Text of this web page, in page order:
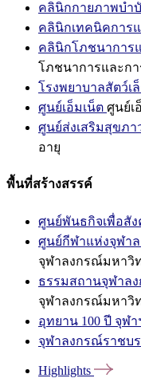
คลินิกกายภาพบำ
คลินิกเทคนิคการ
คลินิกโภชนาการ
โภชนาการและก
โรงพยาบาลสัตว์เ
ศูนย์เอ็มเน็ต ศูนย์เ
ศูนย์ส่งเสริมสุขภา
อายุ
พื้นที่สร้างสรรค์
ศูนย์พันธกิจเพื่อสัง
ศูนย์กีฬาแห่งจุฬา
จุฬาลงกรณ์มหาวิ
ธรรมสถานจุฬาล
จุฬาลงกรณ์มหาวิ
อุทยาน 100 ปี จุฬา
จุฬาลงกรณ์ราชบ
Highlights